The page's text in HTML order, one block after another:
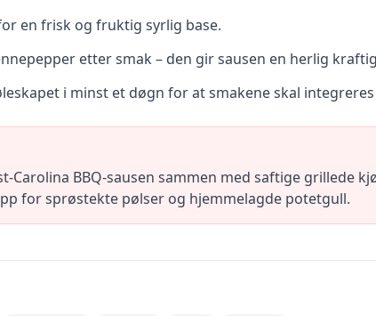
en frisk og fruktig syrlig base.
etter smak – den gir sausen en herlig
i minst et døgn for at smakene skal
Carolina BBQ-sausen sammen med saftige grillede
for sprøstekte pølser og hjemmelagde potetgull.